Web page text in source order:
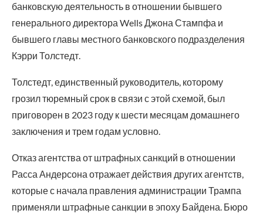
банковскую деятельность в отношении бывшего
генерального директора Wells Джона Стампфа и
бывшего главы местного банковского подразделения
Кэрри Толстедт.
Толстедт, единственный руководитель, которому
грозил тюремный срок в связи с этой схемой, был
приговорен в 2023 году к шести месяцам домашнего
заключения и трем годам условно.
Отказ агентства от штрафных санкций в отношении
Расса Андерсона отражает действия других агентств,
которые с начала правления администрации Трампа
применяли штрафные санкции в эпоху Байдена. Бюро